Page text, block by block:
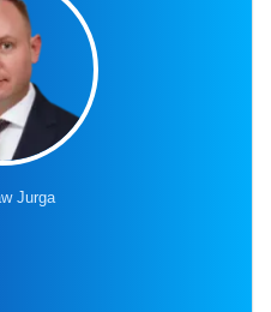
Jurga